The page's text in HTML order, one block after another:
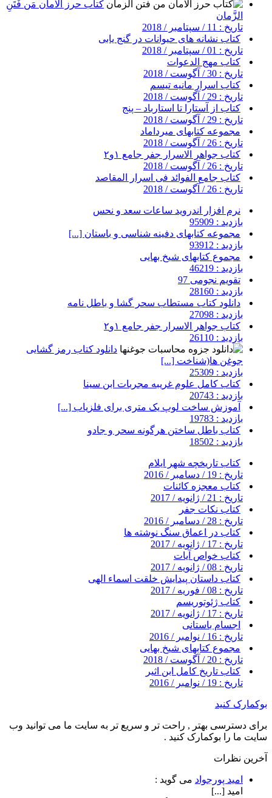
کتاب حرز الامان مَن فَتَنِ
الزَّمان
تاریخ : 11 / سپتامبر / 2018
کتاب نشانه های حیوانات در گنج یابی
تاریخ : 01 / سپتامبر / 2018
کتاب مهج الدعوات
تاریخ : 30 / آگوست / 2018
کتاب اسرار مانیه تیسم
تاریخ : 29 / آگوست / 2018
کتاب از آستارا تا استارباد – پنج
تاریخ : 29 / آگوست / 2018
مجموعه کتابهای میرداماد
تاریخ : 26 / آگوست / 2018
کتاب جواهر الاسرار جفر جامع ۱و۲
تاریخ : 26 / آگوست / 2018
کتاب جامع الفوائد فی اسرار المقاصد
تاریخ : 26 / آگوست / 2018
نرم افزار اندروید ساعات سعد و نحس
بازدید : 95909
مجموعه کتابهای دفینه شناسی و باستان [...]
بازدید : 93912
مجموع کتابهای شیخ بهایی
بازدید : 46219
تقویم نجومی 97
بازدید : 28160
دانلود کتاب مستطاب سحر گشا و باطل نامه
بازدید : 27098
کتاب جواهر الاسرار جفر جامع ۱و۲
بازدید : 26110
دانلود کتاب رمز گشایی
جوغن ها(شناخت [...]
بازدید : 25309
کتاب کامل علوم غریبه مجربات ابن سینا
بازدید : 20743
آموزش ساخت لوپ یک متری برای فلزیاب [...]
بازدید : 19783
کتاب باطل ساختن هرگونه سحر و جادو
بازدید : 18502
کتاب تاریخچه شهر ایلام
تاریخ : 19 / دسامبر / 2016
کتاب معجزه کائنات
تاریخ : 21 / ژانویه / 2017
کتاب نکات جفر
تاریخ : 28 / دسامبر / 2016
کتاب در اعماق سنگ نوشته ها
تاریخ : 17 / ژانویه / 2017
کتاب خواص آیات
تاریخ : 08 / ژانویه / 2017
کتاب داستان پیدایش خلقت اسماء الهی
تاریخ : 08 / فوریه / 2017
کتاب ژئوتوریسم
تاریخ : 17 / ژانویه / 2017
اجسام باستانی
تاریخ : 16 / نوامبر / 2016
مجموع کتابهای شیخ بهایی
تاریخ : 20 / آگوست / 2018
کتاب تاریخ کامل ابن اثیر
تاریخ : 19 / نوامبر / 2016
بوکمارک کنید
برای دسترسی بهتر , راحت تر و سریع تر به سایت ما می توانید وب
سایت ما را بوکمارک کنید .
آخرین نظرات
امید پورجواد می گوید :
امید [...]